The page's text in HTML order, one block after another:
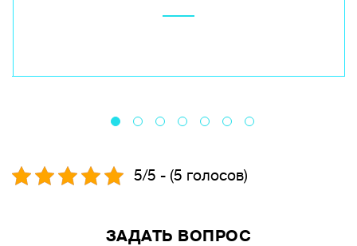
5/5 - (5 голосов)
ЗАДАТЬ ВОПРОС